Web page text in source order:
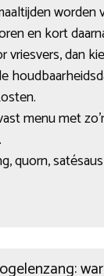
worden
en kort
vriesvers, dan
menu met
quorn,